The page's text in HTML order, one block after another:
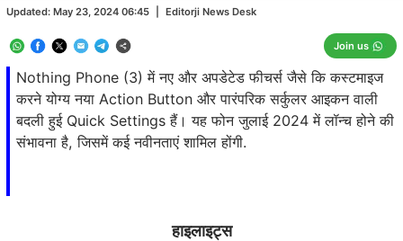
Nothing Phone (3) में नए और अपडेटेड फीचर्स जैसे कि कस्टमाइज
करने योग्य नया Action Button और पारंपरिक सर्कुलर आइकन वाली
बदली हुई Quick Settings हैं। यह फोन जुलाई 2024 में लॉन्च होने की
संभावना है, जिसमें कई नवीनताएं शामिल होंगी.
Updated: May 23, 2024 06:45 Editorji News Desk
Join us
हाइलाइट्स